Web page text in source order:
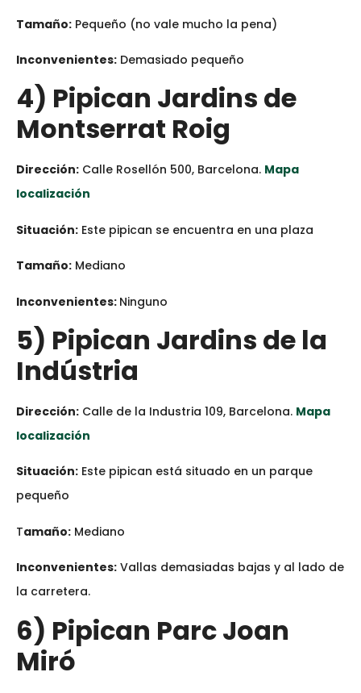
Tamaño: Pequeño (no vale mucho la pena)
Inconvenientes: Demasiado pequeño
4) Pipican Jardins de
Montserrat Roig
Dirección: Calle Rosellón 500, Barcelona. Mapa
localización
Situación: Este pipican se encuentra en una plaza
Tamaño: Mediano
Inconvenientes: Ninguno
5) Pipican Jardins de la
Indústria
Dirección: Calle de la Industria 109, Barcelona. Mapa
localización
Situación: Este pipican está situado en un parque
pequeño
Tamaño: Mediano
Inconvenientes: Vallas demasiadas bajas y al lado de
la carretera.
6) Pipican Parc Joan
Miró